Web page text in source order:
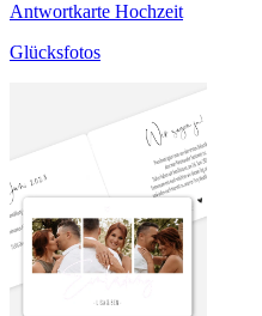
Antwortkarte Hochzeit
Glücksfotos